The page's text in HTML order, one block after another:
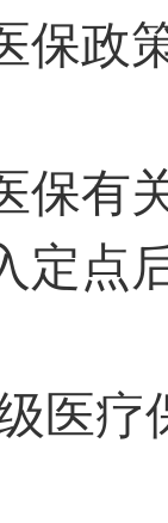
保
保有
定
疗